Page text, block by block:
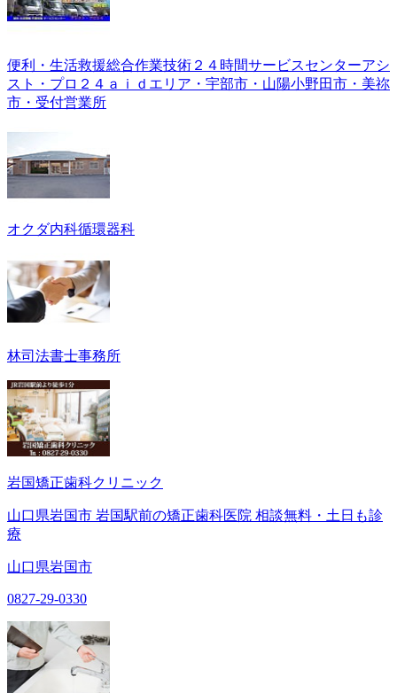
便利・生活救援総合作業技術２４時間サービスセンターアシ
スト・プロ２４ａｉｄエリア・宇部市・山陽小野田市・美祢
市・受付営業所
オクダ内科循環器科
林司法書士事務所
岩国矯正歯科クリニック
山口県岩国市 岩国駅前の矯正歯科医院 相談無料・土日も診
療
山口県岩国市
0827-29-0330